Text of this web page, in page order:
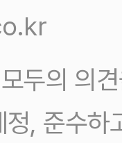
두의 의
정, 준수하